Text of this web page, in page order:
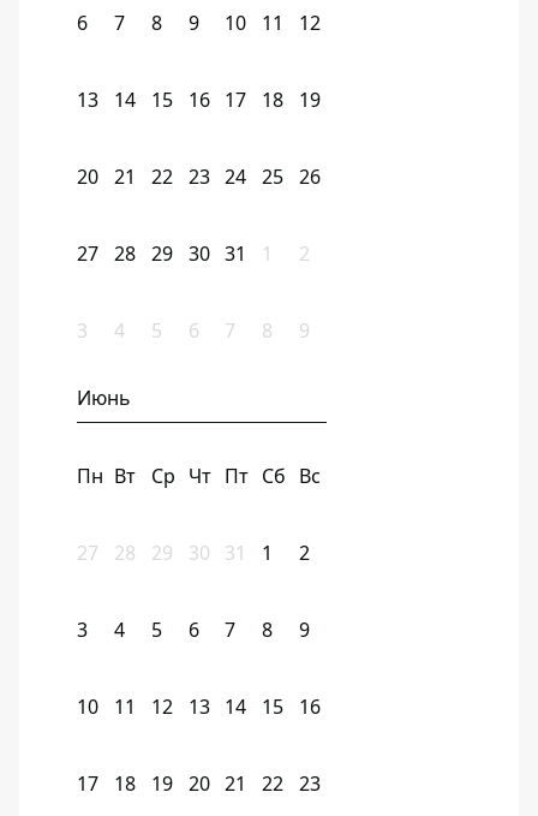
6 7 8 9 10 11 12
13 14 15 16 17 18 19
20 21 22 23 24 25 26
27 28 29 30 31 1 2
3 4 5 6 7 8 9
Июнь
Пн Вт Ср Чт Пт Сб Вс
27 28 29 30 31 1 2
3 4 5 6 7 8 9
10 11 12 13 14 15 16
17 18 19 20 21 22 23